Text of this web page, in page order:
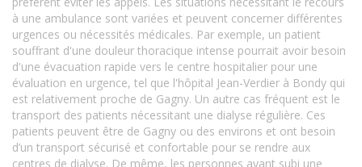
à une ambulance sont variées et peuvent concerner différentes
urgences ou nécessités médicales. Par exemple, un patient
souffrant d'une douleur thoracique intense pourrait avoir besoin
d'une évacuation rapide vers le centre hospitalier pour une
évaluation en urgence, tel que l'hôpital Jean-Verdier à Bondy qui
est relativement proche de Gagny. Un autre cas fréquent est le
transport des patients nécessitant une dialyse régulière. Ces
patients peuvent être de Gagny ou des environs et ont besoin
d’un transport sécurisé et confortable pour se rendre aux
centres de dialyse. De même, les personnes ayant subi une